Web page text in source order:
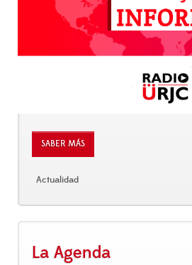
SABER MÁS
Actualidad
La Agenda